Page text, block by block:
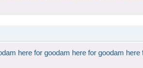
here for goodam here for goodam